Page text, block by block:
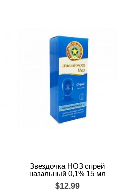
Звездочка НОЗ спрей
назальный 0,1% 15 мл
$12.99